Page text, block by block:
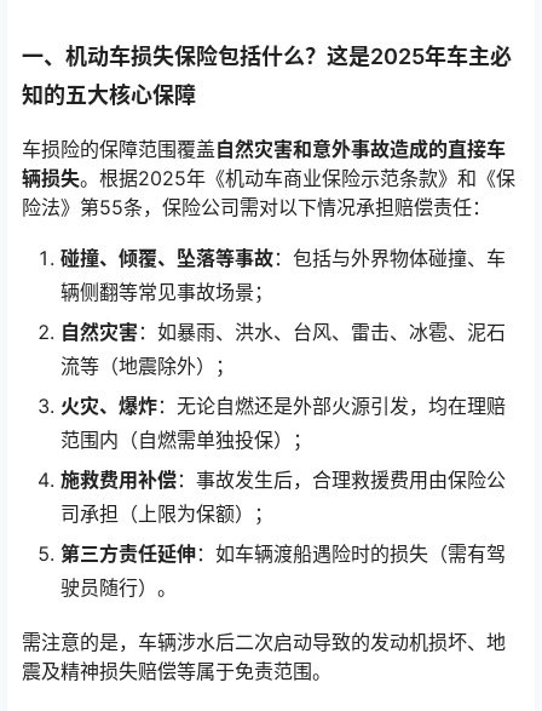
一、机动车损失保险包括什么？这是2025年车主必
知的五大核心保障
车损险的保障范围覆盖自然灾害和意外事故造成的直接车
辆损失。根据2025年《机动车商业保险示范条款》和《保
险法》第55条，保险公司需对以下情况承担赔偿责任：
碰撞、倾覆、坠落等事故：包括与外界物体碰撞、车
辆侧翻等常见事故场景；
自然灾害：如暴雨、洪水、台风、雷击、冰雹、泥石
流等（地震除外）；
火灾、爆炸：无论自燃还是外部火源引发，均在理赔
范围内（自燃需单独投保）；
施救费用补偿：事故发生后，合理救援费用由保险公
司承担（上限为保额）；
第三方责任延伸：如车辆渡船遇险时的损失（需有驾
驶员随行）。
需注意的是，车辆涉水后二次启动导致的发动机损坏、地
震及精神损失赔偿等属于免责范围。